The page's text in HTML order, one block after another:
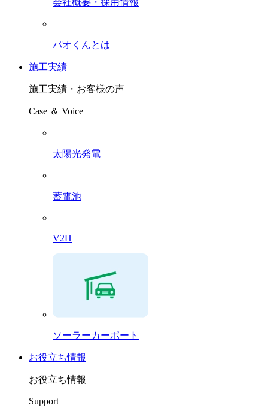
会社概要・採用情報
パオくんとは
施工実績
施工実績・お客様の声
Case ＆ Voice
太陽光発電
蓄電池
V2H
ソーラーカーポート
お役立ち情報
お役立ち情報
Support